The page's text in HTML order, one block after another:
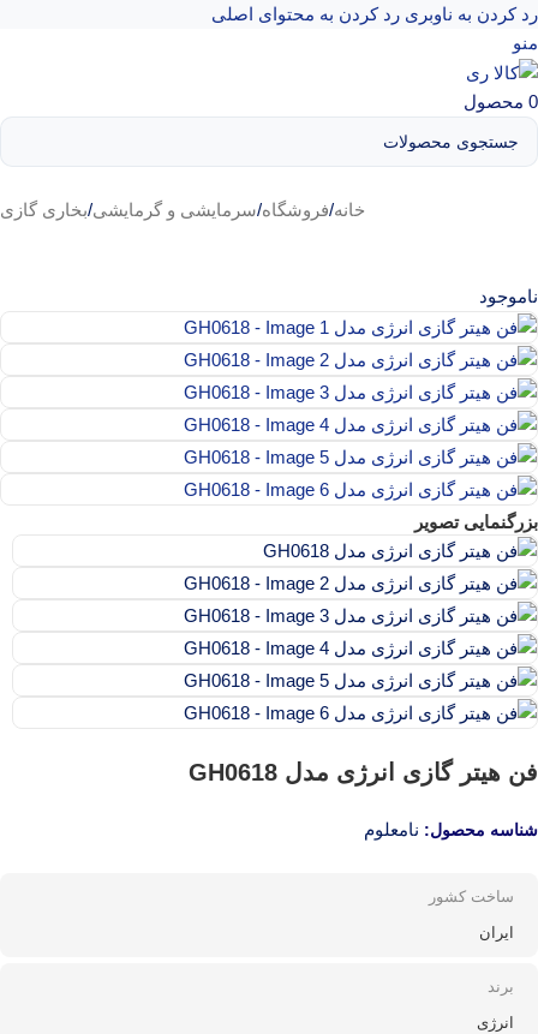
رد کردن به ناوبری رد کردن به محتوای اصلی
منو
0 محصول
خانه/فروشگاه/سرمایشی و گرمایشی/بخاری گازی
ناموجود
بزرگنمایی تصویر
فن هیتر گازی انرژی مدل GH0618
شناسه محصول: نامعلوم
ساخت کشور
ایران
برند
انرژی